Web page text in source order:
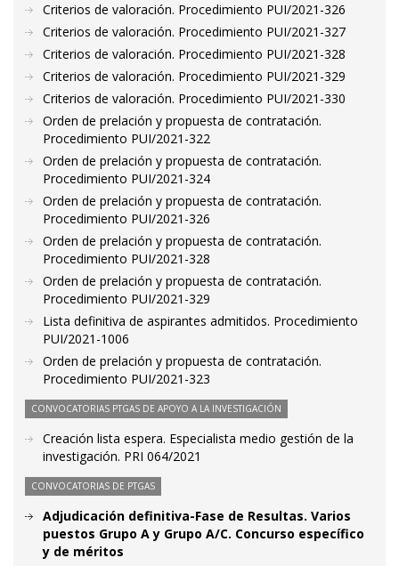
Criterios de valoración. Procedimiento PUI/2021-326
Criterios de valoración. Procedimiento PUI/2021-327
Criterios de valoración. Procedimiento PUI/2021-328
Criterios de valoración. Procedimiento PUI/2021-329
Criterios de valoración. Procedimiento PUI/2021-330
Orden de prelación y propuesta de contratación.
Procedimiento PUI/2021-322
Orden de prelación y propuesta de contratación.
Procedimiento PUI/2021-324
Orden de prelación y propuesta de contratación.
Procedimiento PUI/2021-326
Orden de prelación y propuesta de contratación.
Procedimiento PUI/2021-328
Orden de prelación y propuesta de contratación.
Procedimiento PUI/2021-329
Lista definitiva de aspirantes admitidos. Procedimiento
PUI/2021-1006
Orden de prelación y propuesta de contratación.
Procedimiento PUI/2021-323
CONVOCATORIAS PTGAS DE APOYO A LA INVESTIGACIÓN
Creación lista espera. Especialista medio gestión de la
investigación. PRI 064/2021
CONVOCATORIAS DE PTGAS
Adjudicación definitiva-Fase de Resultas. Varios
puestos Grupo A y Grupo A/C. Concurso específico
y de méritos